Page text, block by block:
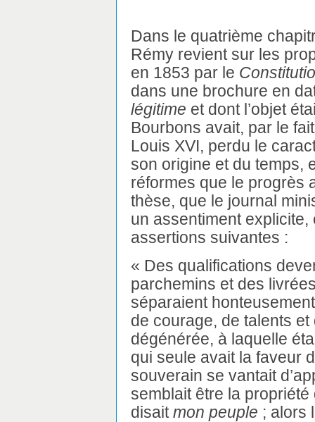
Dans le quatrième
Rémy revient sur les
en 1853 par le
dans une brochure en
légitime et dont l’objet
Bourbons avait, par le
Louis XVI, perdu le
son origine et du temps,
réformes que le progrès
thèse, que le journal
un assentiment explicite,
assertions suivantes :
« Des qualifications
parchemins et des
séparaient
de courage, de talents et
dégénérée, à laquelle
qui seule avait la faveur
souverain se vantait
semblait être la
disaitmon peuple ; alors